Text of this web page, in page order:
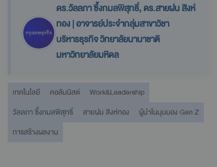
ดร.วัลลภา ซึ้งกมลพิสุทธิ์, ดร.สายฝน สิงห์
ทอง | อาจารย์ประจำกลุ่มสาขาวิชา
บริหารธุรกิจ วิทยาลัยนานาชาติ
มหาวิทยาลัยมหิดล
เทคโนโลยี คอลัมนิสต์
Work&Leadership
วัลลภา ซึ้งกมลพิสุทธิ์
สายฝน สิงห์ทอง
ผู้นำในมุมมอง Gen Z
การสร้างผลงาน